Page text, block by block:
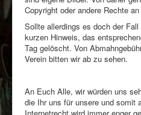
Copyright oder andere Rechte
Sollte allerdings es doch der
kurzen Hinweis, das
Tag gelöscht. Von
Verein bitten wir ab zu sehen.
An Euch Alle, wir würden uns
die Ihr uns für unsere und somit